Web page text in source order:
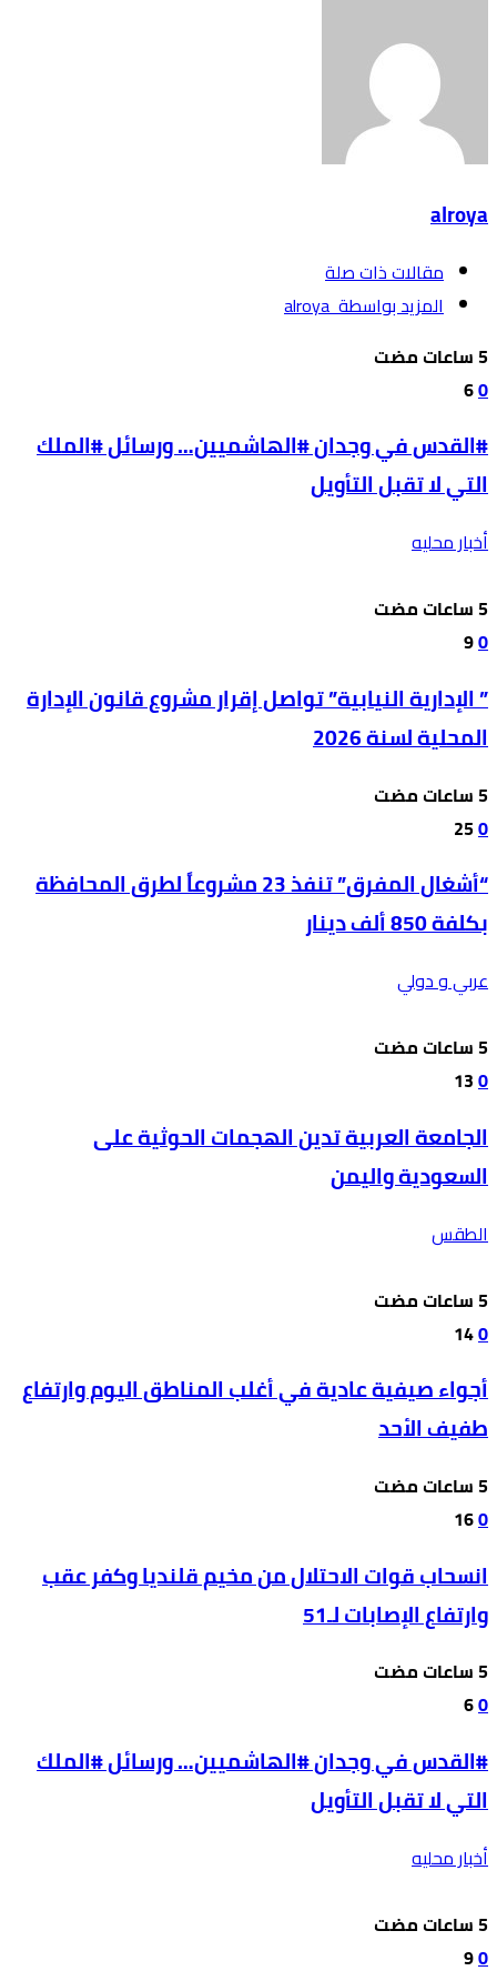
alroya
‫مقالات ذات صلة‬
‫‫المزيد بواسطة‬ ‬ alroya
0
6
#القدس في وجدان #الهاشميين… ورسائل #الملك
التي لا تقبل التأويل
أخبار محليه
0
9
” الإدارية النيابية” تواصل إقرار مشروع قانون الإدارة
المحلية لسنة 2026
0
25
“أشغال المفرق” تنفذ 23 مشروعاً لطرق المحافظة
بكلفة 850 ألف دينار
عربي و دولي
0
13
الجامعة العربية تدين الهجمات الحوثية على
السعودية واليمن
الطقس
0
14
أجواء صيفية عادية في أغلب المناطق اليوم وارتفاع
طفيف الأحد
0
16
انسحاب قوات الاحتلال من مخيم قلنديا وكفر عقب
وارتفاع الإصابات لـ51
0
6
#القدس في وجدان #الهاشميين… ورسائل #الملك
التي لا تقبل التأويل
أخبار محليه
0
9